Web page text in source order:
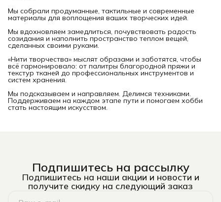
Мы собрали продуманные, тактильные и современные
материалы для воплощения ваших творческих идей.
Мы вдохновляем замедлиться, почувствовать радость
созидания и наполнить пространство теплом вещей,
сделанных своими руками.
«Нити творчества» мыслят образами и заботятся, чтобы
всё гармонировало: от палитры благородной пряжи и
текстур тканей до профессиональных инструментов и
систем хранения.
Мы подсказываем и направляем. Делимся техниками.
Поддерживаем на каждом этапе пути и помогаем хобби
стать настоящим искусством.
Подпишитесь на рассылку
Подпишитесь на наши акции и новости и
получите скидку на следующий заказ